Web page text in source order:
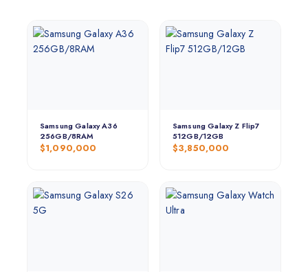
Samsung Galaxy A36
256GB/8RAM
$1,090,000
Samsung Galaxy Z Flip7
512GB/12GB
$3,850,000